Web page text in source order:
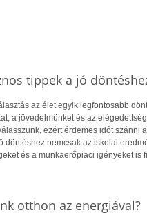
tippek a jó
az élet egyik legfontosabb
a jövedelmünket és az
ezért érdemes időt szánni
döntéshez nemcsak az iskolai
és a munkaerőpiaci igényeket is
otthon az energiával?